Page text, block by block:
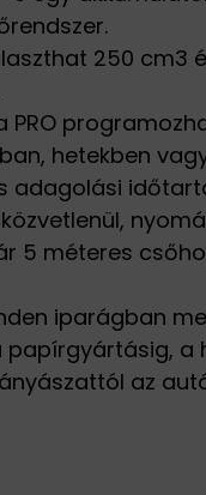
250 cm3
PRO
hetekben
adagolási
5 méteres
iparágban
a
az